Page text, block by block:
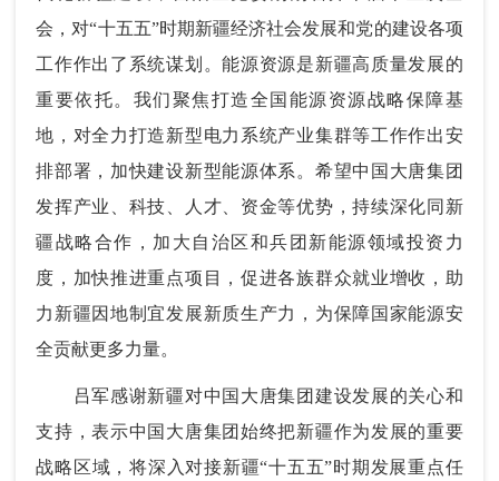
会，对“十五五”时期新疆经济社会发展和党的建设各项
工作作出了系统谋划。能源资源是新疆高质量发展的
重要依托。我们聚焦打造全国能源资源战略保障基
地，对全力打造新型电力系统产业集群等工作作出安
排部署，加快建设新型能源体系。希望中国大唐集团
发挥产业、科技、人才、资金等优势，持续深化同新
疆战略合作，加大自治区和兵团新能源领域投资力
度，加快推进重点项目，促进各族群众就业增收，助
力新疆因地制宜发展新质生产力，为保障国家能源安
全贡献更多力量。
吕军感谢新疆对中国大唐集团建设发展的关心和
支持，表示中国大唐集团始终把新疆作为发展的重要
战略区域，将深入对接新疆“十五五”时期发展重点任